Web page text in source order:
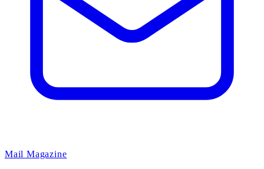
Mail Magazine